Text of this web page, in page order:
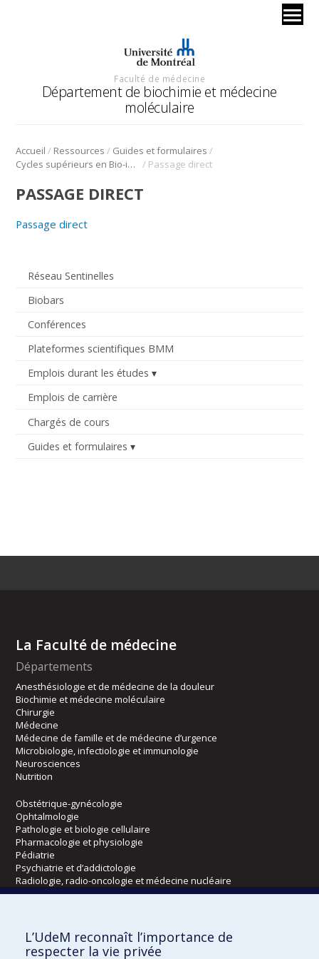
Faculté de médecine
Département de biochimie et médecine
moléculaire
Accueil / Ressources / Guides et formulaires /
Cycles supérieurs en Bio-informatique
/ Passage direct
Réseau Sentinelles
Biobars
Conférences
Plateformes scientifiques BMM
Emplois durant les études
Emplois de carrière
Chargés de cours
Guides et formulaires
PASSAGE DIRECT
Passage direct
La Faculté de médecine
Départements
Anesthésiologie et de médecine de la douleur
Biochimie et médecine moléculaire
Chirurgie
Médecine
Médecine de famille et de médecine d’urgence
Microbiologie, infectiologie et immunologie
Neurosciences
Nutrition
Obstétrique-gynécologie
Ophtalmologie
Pathologie et biologie cellulaire
Pharmacologie et physiologie
Pédiatrie
Psychiatrie et d’addictologie
Radiologie, radio-oncologie et médecine nucléaire
Écoles
Kinésiologie et des sciences de l’activité physique
L’UdeM reconnaît l’importance de
respecter la vie privée